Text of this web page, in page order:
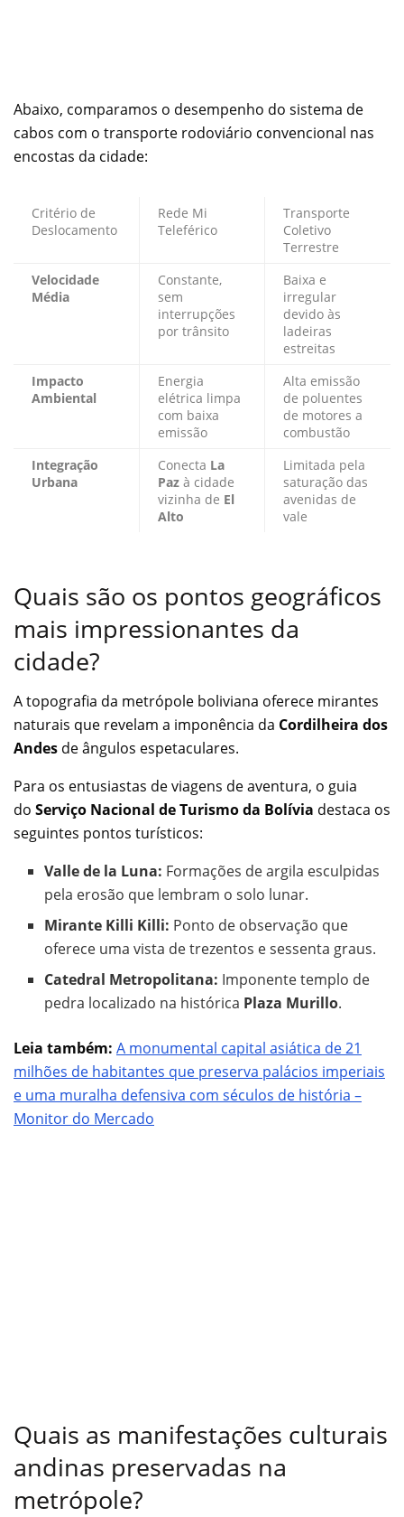
Abaixo, comparamos o desempenho do sistema de
cabos com o transporte rodoviário convencional nas
encostas da cidade:
Critério de
Deslocamento
Rede Mi
Teleférico
Transporte
Coletivo
Terrestre
Velocidade
Média
Constante,
sem
interrupções
por trânsito
Baixa e
irregular
devido às
ladeiras
estreitas
Impacto
Ambiental
Energia
elétrica limpa
com baixa
emissão
Alta emissão
de poluentes
de motores a
combustão
Integração
Urbana
Conecta La
Paz à cidade
vizinha de El
Alto
Limitada pela
saturação das
avenidas de
vale
Quais são os pontos geográficos
mais impressionantes da
cidade?
A topografia da metrópole boliviana oferece mirantes
naturais que revelam a imponência da Cordilheira dos
Andes de ângulos espetaculares.
Para os entusiastas de viagens de aventura, o guia
do Serviço Nacional de Turismo da Bolívia destaca os
seguintes pontos turísticos:
Valle de la Luna: Formações de argila esculpidas
pela erosão que lembram o solo lunar.
Mirante Killi Killi: Ponto de observação que
oferece uma vista de trezentos e sessenta graus.
Catedral Metropolitana: Imponente templo de
pedra localizado na histórica Plaza Murillo.
Leia também: A monumental capital asiática de 21
milhões de habitantes que preserva palácios imperiais
e uma muralha defensiva com séculos de história –
Monitor do Mercado
Quais as manifestações culturais
andinas preservadas na
metrópole?